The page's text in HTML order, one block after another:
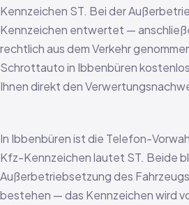
Kennzeichen ST. Bei der
Kennzeichen entwertet —
rechtlich aus dem Verkehr
Schrottauto in Ibbenbüren
Ihnen direkt den
In Ibbenbüren ist die Telefon-
Kfz-Kennzeichen lautet ST. Beide
Außerbetriebsetzung des
bestehen — das Kennzeichen wird